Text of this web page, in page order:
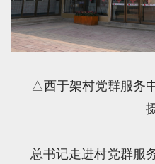
△西于架村党群服务
总书记走进村党群服